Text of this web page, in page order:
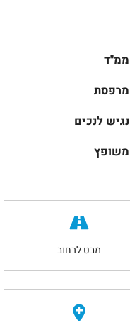
ממ"ד
מרפסת
נגיש לנכים
משופץ
מבט לרחוב